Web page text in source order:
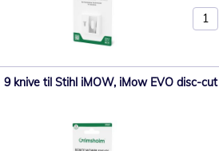
9 knive til Stihl iMOW, iMow EVO disc-